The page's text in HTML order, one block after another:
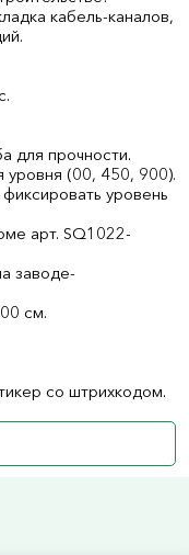
кабель-каналов,
для прочности.
уровня (00, 450, 900).
уровень
арт. SQ1022-
заводе-
см.
со штрихкодом.